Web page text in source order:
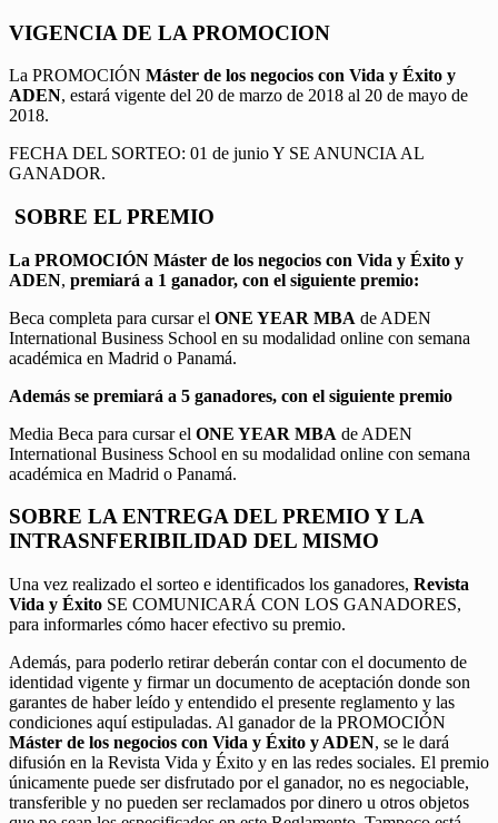
VIGENCIA DE LA PROMOCION
La PROMOCIÓN Máster de los negocios con Vida y Éxito y
ADEN, estará vigente del 20 de marzo de 2018 al 20 de mayo de
2018.
FECHA DEL SORTEO: 01 de junio Y SE ANUNCIA AL
GANADOR.
SOBRE EL PREMIO
La PROMOCIÓN Máster de los negocios con Vida y Éxito y
ADEN, premiará a 1 ganador, con el siguiente premio:
Beca completa para cursar el ONE YEAR MBA de ADEN
International Business School en su modalidad online con semana
académica en Madrid o Panamá.
Además se premiará a 5 ganadores, con el siguiente premio
Media Beca para cursar el ONE YEAR MBA de ADEN
International Business School en su modalidad online con semana
académica en Madrid o Panamá.
SOBRE LA ENTREGA DEL PREMIO Y LA
INTRASNFERIBILIDAD DEL MISMO
Una vez realizado el sorteo e identificados los ganadores, Revista
Vida y Éxito SE COMUNICARÁ CON LOS GANADORES,
para informarles cómo hacer efectivo su premio.
Además, para poderlo retirar deberán contar con el documento de
identidad vigente y firmar un documento de aceptación donde son
garantes de haber leído y entendido el presente reglamento y las
condiciones aquí estipuladas. Al ganador de la PROMOCIÓN
Máster de los negocios con Vida y Éxito y ADEN, se le dará
difusión en la Revista Vida y Éxito y en las redes sociales. El premio
únicamente puede ser disfrutado por el ganador, no es negociable,
transferible y no pueden ser reclamados por dinero u otros objetos